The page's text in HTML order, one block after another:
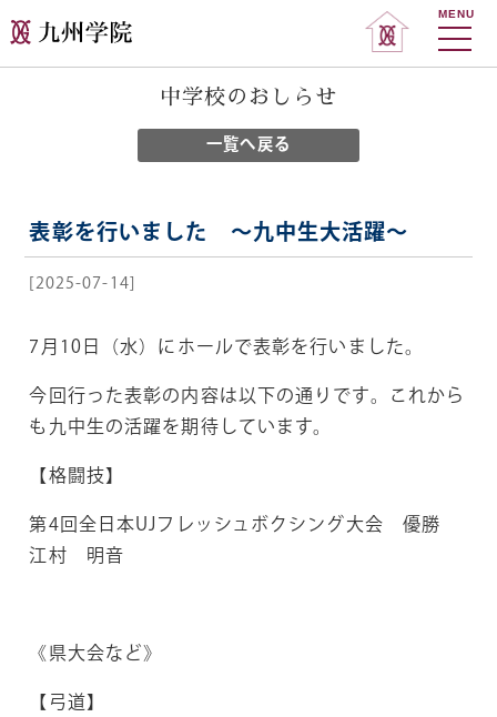
MENU
中学校のおしらせ
一覧へ戻る
表彰を行いました ～九中生大活躍～
[2025-07-14]
7月10日（水）にホールで表彰を行いました。
今回行った表彰の内容は以下の通りです。これから
も九中生の活躍を期待しています。
【格闘技】
第4回全日本UJフレッシュボクシング大会 優勝
江村 明音
《県大会など》
【弓道】